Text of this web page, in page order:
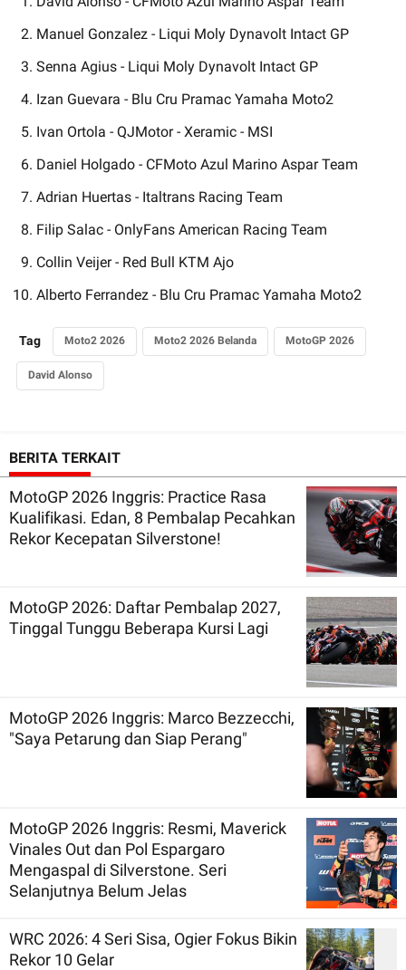
Manuel Gonzalez - Liqui Moly Dynavolt Intact GP
Senna Agius - Liqui Moly Dynavolt Intact GP
Izan Guevara - Blu Cru Pramac Yamaha Moto2
Ivan Ortola - QJMotor - Xeramic - MSI
Daniel Holgado - CFMoto Azul Marino Aspar Team
Adrian Huertas - Italtrans Racing Team
Filip Salac - OnlyFans American Racing Team
Collin Veijer - Red Bull KTM Ajo
Alberto Ferrandez - Blu Cru Pramac Yamaha Moto2
Tag Moto2 2026 Moto2 2026 Belanda MotoGP 2026
David Alonso
BERITA TERKAIT
MotoGP 2026 Inggris: Practice Rasa
Kualifikasi. Edan, 8 Pembalap Pecahkan
Rekor Kecepatan Silverstone!
MotoGP 2026: Daftar Pembalap 2027,
Tinggal Tunggu Beberapa Kursi Lagi
MotoGP 2026 Inggris: Marco Bezzecchi,
"Saya Petarung dan Siap Perang"
MotoGP 2026 Inggris: Resmi, Maverick
Vinales Out dan Pol Espargaro
Mengaspal di Silverstone. Seri
Selanjutnya Belum Jelas
WRC 2026: 4 Seri Sisa, Ogier Fokus Bikin
Rekor 10 Gelar